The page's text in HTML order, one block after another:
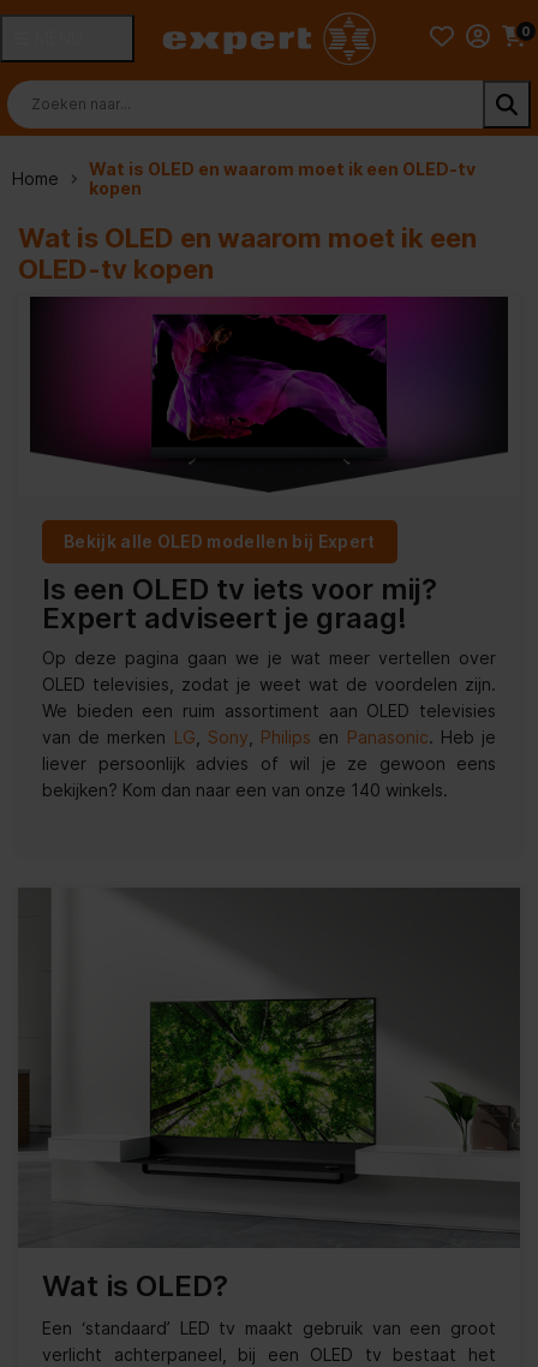
0
Home
Wat is OLED en waarom moet ik een OLED-tv
kopen
Wat is OLED en waarom moet ik een
OLED-tv kopen
Bekijk alle OLED modellen bij Expert
Is een OLED tv iets voor mij?
Expert adviseert je graag!
Op deze pagina gaan we je wat meer vertellen over
OLED televisies, zodat je weet wat de voordelen zijn.
We bieden een ruim assortiment aan OLED televisies
van de merken LG Sony Philips en Panasonic. Heb je
liever persoonlijk advies of wil je ze gewoon eens
bekijken? Kom dan naar een van onze 140 winkels.
Wat is OLED?
Een ‘standaard’ LED tv maakt gebruik van een groot
verlicht achterpaneel, bij een OLED tv bestaat het